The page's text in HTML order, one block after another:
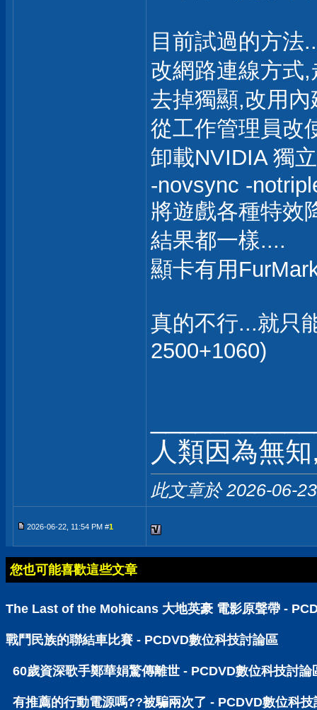
目前試過的方法
改網路連線方式
去掉獨顯,改用內
從工作管理員改
卸載NVIDIA 獨
-novsync -
將遊戲各種特效
結果都一樣....
顯卡有用
真的不行...就只
2500+1060)
人類因為無
此文章於 2026-06-
2026-06-22, 11:54 PM #1
您也可能喜歡這些文章
The Last of the Mohicans 大地英豪 電影原聲帶 -
戰鬥民族的聯結車比賽 - PCDVD數位科技討論區
60歲資深歌手鄭華娟驚傳離世 - PCDVD數位科技討論
有推薦的行動電源嗎??被騙兩次了 - PCDVD數位科技